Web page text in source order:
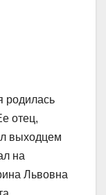
родилась
отец,
выходцем
на
Львовна